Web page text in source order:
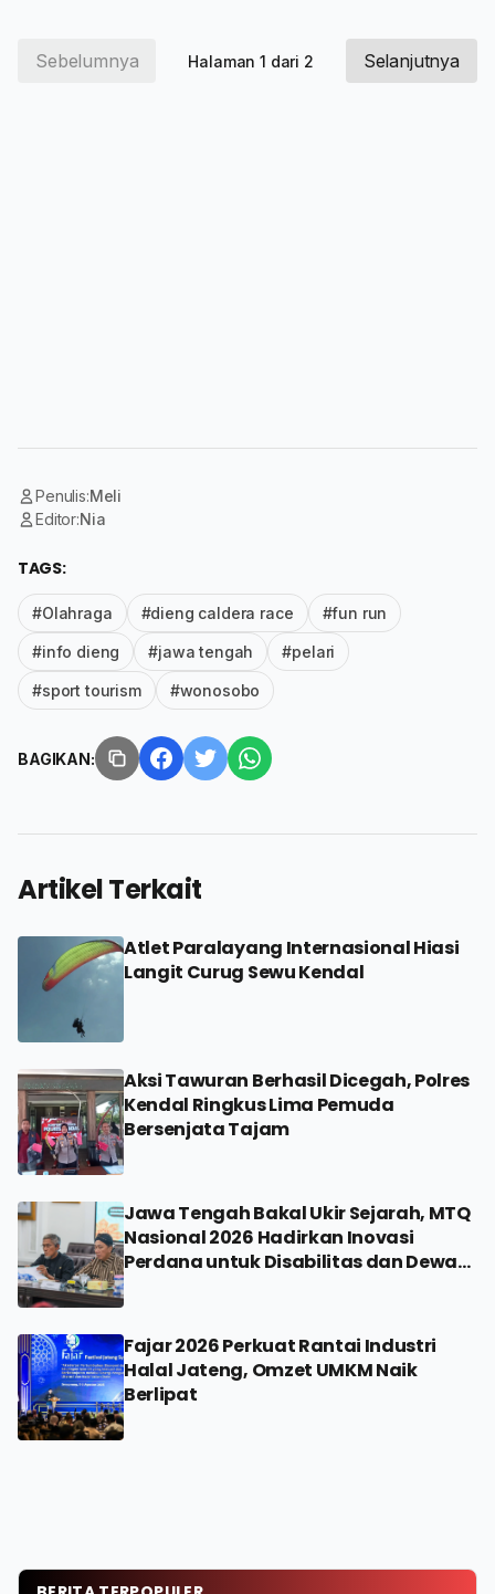
Sebelumnya Halaman 1 dari 2 Selanjutnya
Penulis:Meli
Editor:Nia
TAGS:
#Olahraga #dieng caldera race #fun run
#info dieng #jawa tengah #pelari
#sport tourism #wonosobo
BAGIKAN:
Artikel Terkait
Atlet Paralayang Internasional Hiasi
Langit Curug Sewu Kendal
Aksi Tawuran Berhasil Dicegah, Polres
Kendal Ringkus Lima Pemuda
Bersenjata Tajam
Jawa Tengah Bakal Ukir Sejarah, MTQ
Nasional 2026 Hadirkan Inovasi
Perdana untuk Disabilitas dan Dewan
Fajar 2026 Perkuat Rantai Industri
Halal Jateng, Omzet UMKM Naik
Berlipat